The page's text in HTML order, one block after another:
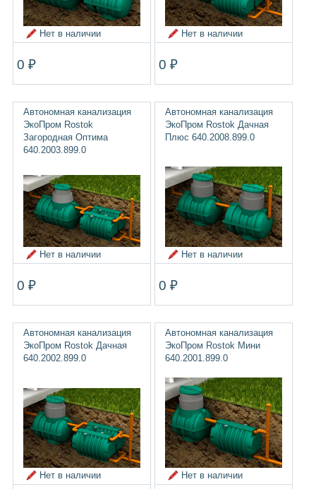
Нет в наличии
0 ₽
Нет в наличии
0 ₽
Автономная канализация
ЭкоПром Rostok
Загородная Оптима
640.2003.899.0
Нет в наличии
0 ₽
Автономная канализация
ЭкоПром Rostok Дачная
Плюс 640.2008.899.0
Нет в наличии
0 ₽
Автономная канализация
ЭкоПром Rostok Дачная
640.2002.899.0
Нет в наличии
Автономная канализация
ЭкоПром Rostok Мини
640.2001.899.0
Нет в наличии